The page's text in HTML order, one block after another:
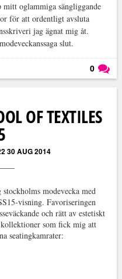
oglammiga sängliggande
för att ordentligt avsluta
jag ägnat mig åt.
slut.
0
OF TEXTILES
30 AUG 2014
modevecka med
visning. Favoriseringen
och rätt av estetiskt
som fick mig att
seatingkamrater: